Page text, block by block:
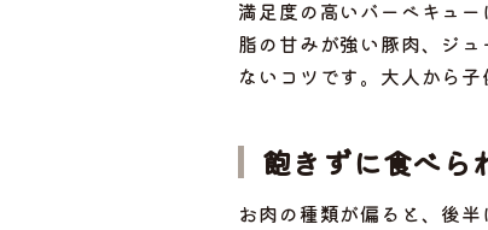
満足度の高いバーベキュ
脂の甘みが強い豚肉、ジ
ないコツです。大人から
飽きずに食べら
お肉の種類が偏ると、後